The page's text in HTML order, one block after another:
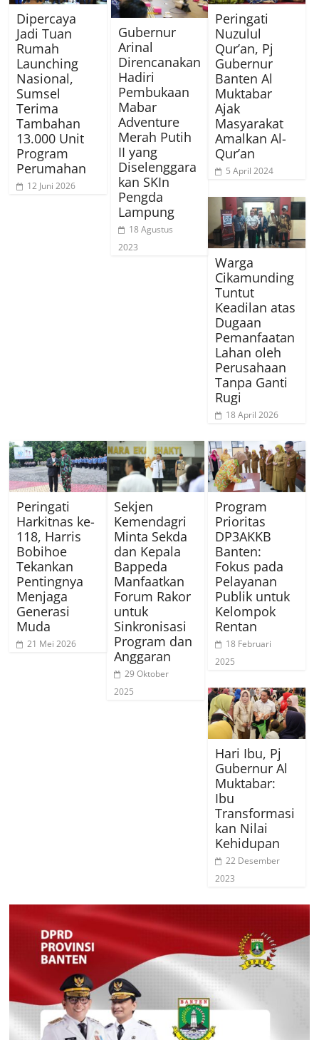
Dipercaya
Jadi Tuan
Rumah
Launching
Nasional,
Sumsel
Terima
Tambahan
13.000 Unit
Program
Perumahan
12 Juni 2026
Gubernur
Arinal
Direncanakan
Hadiri
Pembukaan
Mabar
Adventure
Merah Putih
II yang
Diselenggara
kan SKIn
Pengda
Lampung
18 Agustus
2023
Peringati
Nuzulul
Qur’an, Pj
Gubernur
Banten Al
Muktabar
Ajak
Masyarakat
Amalkan Al-
Qur’an
5 April 2024
Warga
Cikamunding
Tuntut
Keadilan atas
Dugaan
Pemanfaatan
Lahan oleh
Perusahaan
Tanpa Ganti
Rugi
18 April 2026
Peringati
Harkitnas ke-
118, Harris
Bobihoe
Tekankan
Pentingnya
Menjaga
Generasi
Muda
21 Mei 2026
Sekjen
Kemendagri
Minta Sekda
dan Kepala
Bappeda
Manfaatkan
Forum Rakor
untuk
Sinkronisasi
Program dan
Anggaran
29 Oktober
2025
Program
Prioritas
DP3AKKB
Banten:
Fokus pada
Pelayanan
Publik untuk
Kelompok
Rentan
18 Februari
2025
Hari Ibu, Pj
Gubernur Al
Muktabar:
Ibu
Transformasi
kan Nilai
Kehidupan
22 Desember
2023